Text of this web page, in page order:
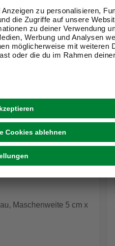
Maschenweite 5 cm x